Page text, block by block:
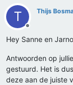
T
Offline
Thijs
Hey Sanne en
Antwoorden op
gestuurd. Het is
deze aan de juiste